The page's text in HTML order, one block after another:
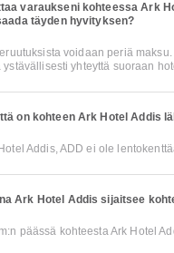
varaukseni kohteessa Ark
täyden hyvityksen?
voidaan periä
ystävällisesti yhteyttä suoraan
on kohteen Ark Hotel Addis
Addis, ADD ei ole
Ark Hotel Addis sijaitsee
päässä kohteesta Ark Hotel